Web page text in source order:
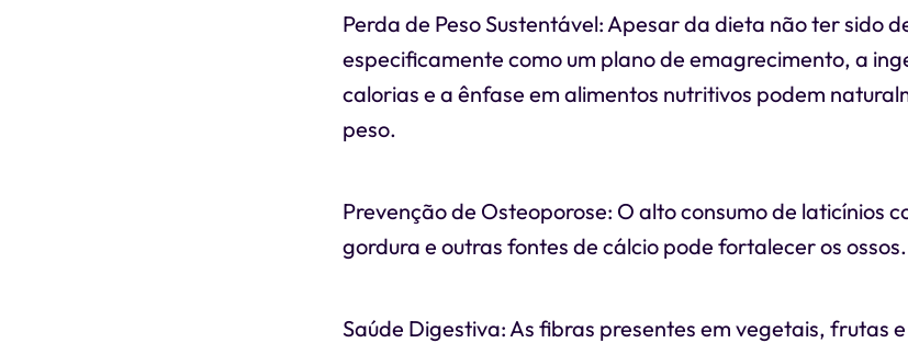
Perda de Peso Sustentável: Apesar da dieta não ter sido
especificamente como um plano de emagrecimento, a
calorias e a ênfase em alimentos nutritivos podem
peso.
Prevenção de Osteoporose: O alto consumo de laticínios
gordura e outras fontes de cálcio pode fortalecer os ossos.
Saúde Digestiva: As fibras presentes em vegetais, frutas